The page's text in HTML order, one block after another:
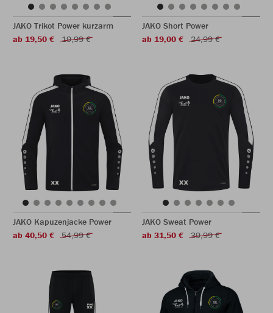
JAKO Trikot Power kurzarm
ab 19,50 €
19,99 €
JAKO Short Power
ab 19,00 €
24,99 €
JAKO Kapuzenjacke Power
ab 40,50 €
54,99 €
JAKO Sweat Power
ab 31,50 €
39,99 €